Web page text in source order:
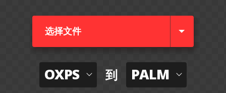
选择文件
OXPS 到 PALM